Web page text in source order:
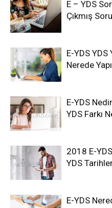
E – YDS
Çıkmış
E-YDS
Nerede
E-YDS
YDS Farkı
2018 E-
YDS
E-YDS